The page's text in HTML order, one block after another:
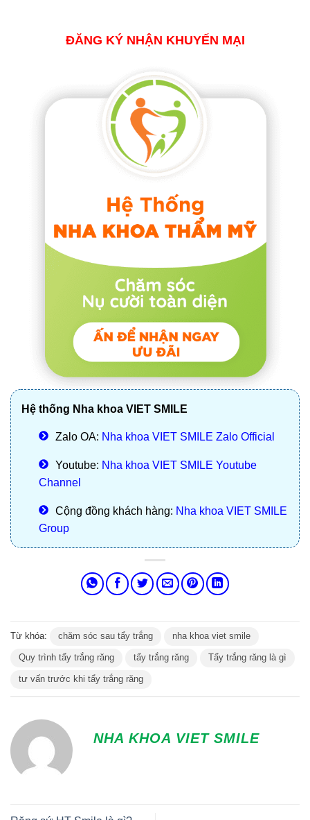
ĐĂNG KÝ NHẬN KHUYẾN MẠI
Hệ thống Nha khoa VIET SMILE
Zalo OA: Nha khoa VIET SMILE Zalo Official
Youtube: Nha khoa VIET SMILE Youtube
Channel
Cộng đồng khách hàng: Nha khoa VIET SMILE
Group
Từ khóa: chăm sóc sau tẩy trắng nha khoa viet smile
Quy trình tẩy trắng răng tẩy trắng răng Tẩy trắng răng là gì
tư vấn trước khi tẩy trắng răng
NHA KHOA VIET SMILE